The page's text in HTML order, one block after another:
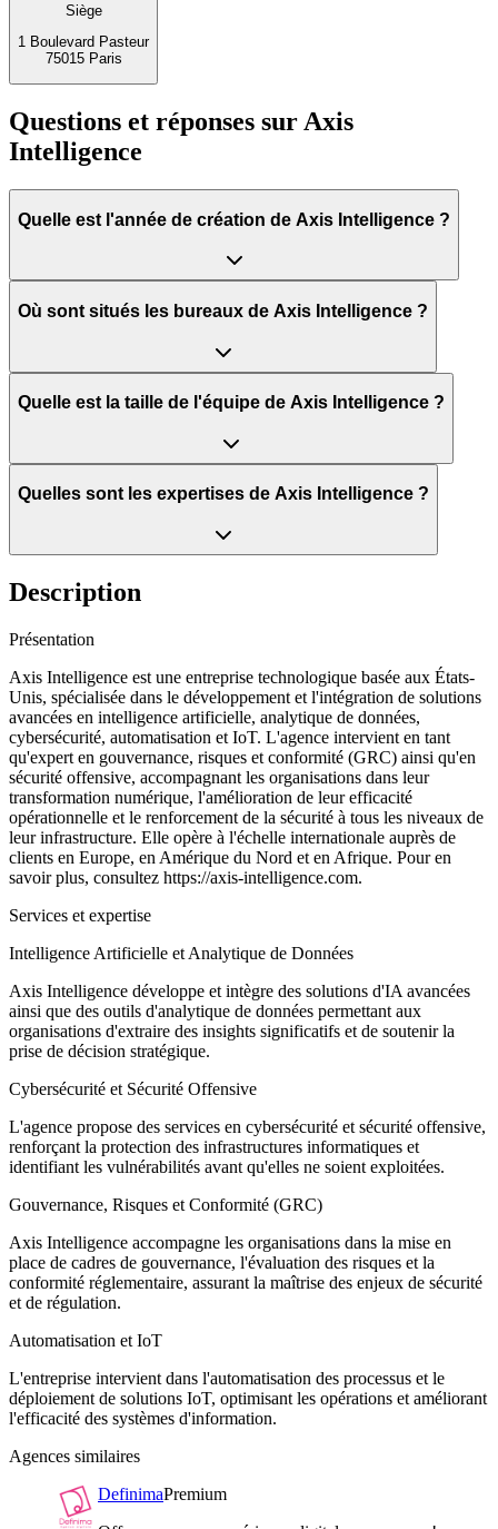
Siège
1 Boulevard Pasteur
75015 Paris
Questions et réponses surAxis
Intelligence
Quelle est l'année de création de Axis Intelligence ?
Où sont situés les bureaux de Axis Intelligence ?
Quelle est la taille de l'équipe de Axis Intelligence ?
Quelles sont les expertises de Axis Intelligence ?
Description
Présentation
Axis Intelligence est une entreprise technologique basée aux États-
Unis, spécialisée dans le développement et l'intégration de solutions
avancées en intelligence artificielle, analytique de données,
cybersécurité, automatisation et IoT. L'agence intervient en tant
qu'expert en gouvernance, risques et conformité (GRC) ainsi qu'en
sécurité offensive, accompagnant les organisations dans leur
transformation numérique, l'amélioration de leur efficacité
opérationnelle et le renforcement de la sécurité à tous les niveaux de
leur infrastructure. Elle opère à l'échelle internationale auprès de
clients en Europe, en Amérique du Nord et en Afrique. Pour en
savoir plus, consultez https://axis-intelligence.com.
Services et expertise
Intelligence Artificielle et Analytique de Données
Axis Intelligence développe et intègre des solutions d'IA avancées
ainsi que des outils d'analytique de données permettant aux
organisations d'extraire des insights significatifs et de soutenir la
prise de décision stratégique.
Cybersécurité et Sécurité Offensive
L'agence propose des services en cybersécurité et sécurité offensive,
renforçant la protection des infrastructures informatiques et
identifiant les vulnérabilités avant qu'elles ne soient exploitées.
Gouvernance, Risques et Conformité (GRC)
Axis Intelligence accompagne les organisations dans la mise en
place de cadres de gouvernance, l'évaluation des risques et la
conformité réglementaire, assurant la maîtrise des enjeux de sécurité
et de régulation.
Automatisation et IoT
L'entreprise intervient dans l'automatisation des processus et le
déploiement de solutions IoT, optimisant les opérations et améliorant
l'efficacité des systèmes d'information.
Agences similaires
DefinimaPremium